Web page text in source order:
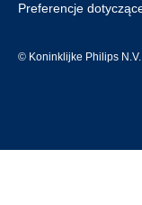
Preferencje
© Koninklijke Philips